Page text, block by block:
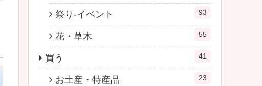
祭り-イベント 93
花・草木 55
買う 41
お土産・特産品 23